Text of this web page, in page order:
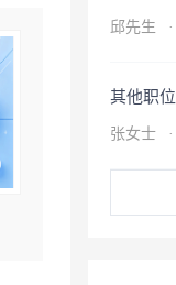
邱先生 ·
其他职位
张女士 ·